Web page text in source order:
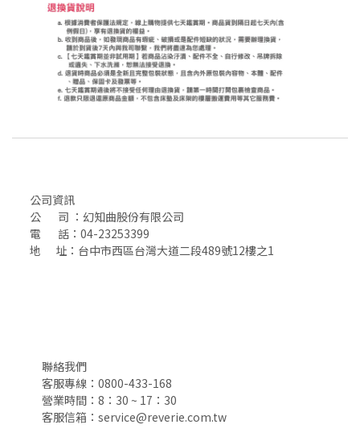
公司資訊
公 司 ：幻知曲股份有限公司
電 話：04-23253399
地 址：台中市西區台灣大道二段489號12樓之1
聯絡我們
客服專線：0800-433-168
營業時間：8：30 ~ 17：30
客服信箱：service@reverie.com.tw